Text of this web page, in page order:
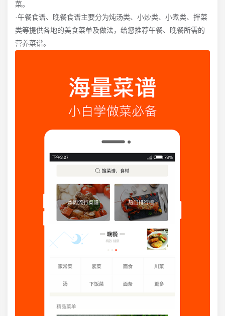
菜。
·午餐食谱、晚餐食谱主要分为炖汤类、小炒类、小煮类、拌菜
类等提供各地的美食菜单及做法，给您推荐午餐、晚餐所需的
营养菜谱。